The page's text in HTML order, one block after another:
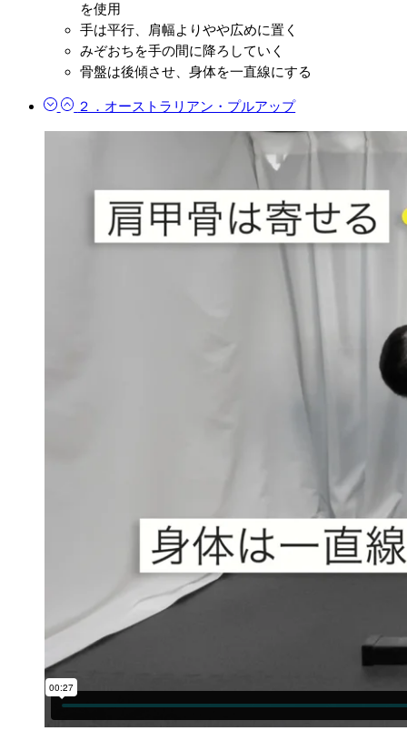
を使用
手は平行、肩幅よりやや広めに置く
みぞおちを手の間に降ろしていく
骨盤は後傾させ、身体を一直線にする
２．オーストラリアン・プルアップ